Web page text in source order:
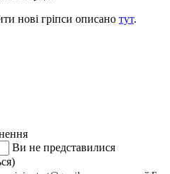
нові гріпси описано тут.
Ви не представилися